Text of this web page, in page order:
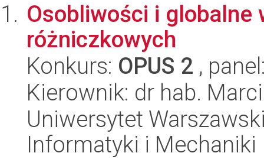
Osobliwości i globalne
różniczkowych
Konkurs: OPUS 2 ,
Kierownik: dr hab.
Uniwersytet
Informatyki i Mechaniki